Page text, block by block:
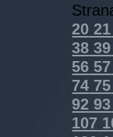
20 21
38 39
56 57
74 75
92 93
107